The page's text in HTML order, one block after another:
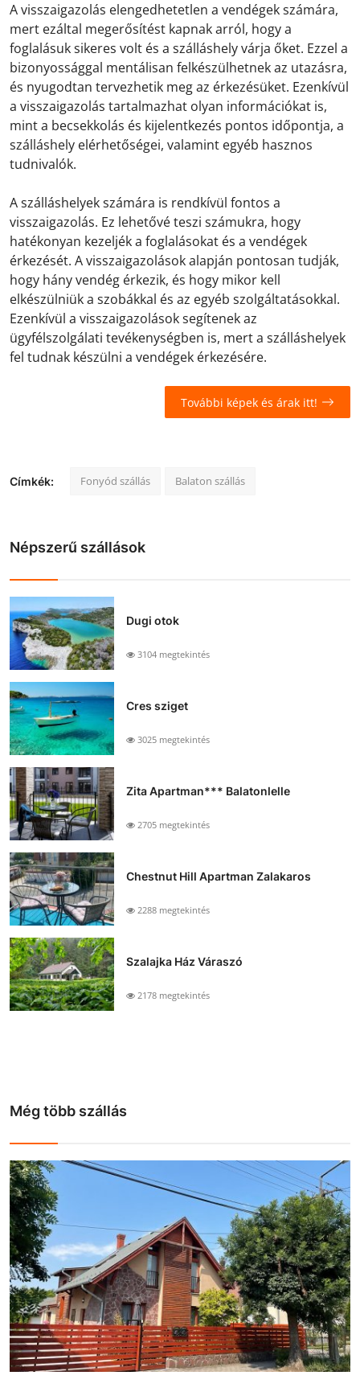
A visszaigazolás elengedhetetlen a vendégek számára,
mert ezáltal megerősítést kapnak arról, hogy a
foglalásuk sikeres volt és a szálláshely várja őket. Ezzel a
bizonyossággal mentálisan felkészülhetnek az utazásra,
és nyugodtan tervezhetik meg az érkezésüket. Ezenkívül
a visszaigazolás tartalmazhat olyan információkat is,
mint a becsekkolás és kijelentkezés pontos időpontja, a
szálláshely elérhetőségei, valamint egyéb hasznos
tudnivalók.
A szálláshelyek számára is rendkívül fontos a
visszaigazolás. Ez lehetővé teszi számukra, hogy
hatékonyan kezeljék a foglalásokat és a vendégek
érkezését. A visszaigazolások alapján pontosan tudják,
hogy hány vendég érkezik, és hogy mikor kell
elkészülniük a szobákkal és az egyéb szolgáltatásokkal.
Ezenkívül a visszaigazolások segítenek az
ügyfélszolgálati tevékenységben is, mert a szálláshelyek
fel tudnak készülni a vendégek érkezésére.
További képek és árak itt!
Címkék: Fonyód szállás Balaton szállás
Népszerű szállások
Dugi otok
3104 megtekintés
Cres sziget
3025 megtekintés
Zita Apartman*** Balatonlelle
2705 megtekintés
Chestnut Hill Apartman Zalakaros
2288 megtekintés
Szalajka Ház Váraszó
2178 megtekintés
Még több szállás